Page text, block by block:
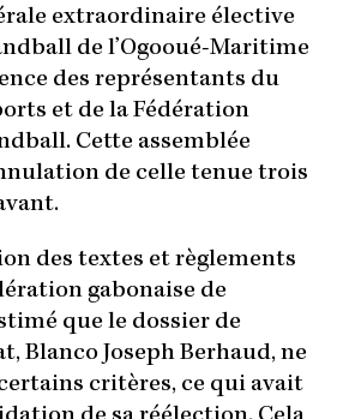
extraordinaire élective
de l’Ogooué-Maritime
des représentants du
et de la Fédération
Cette assemblée
de celle tenue trois
des textes et règlements
gabonaise de
que le dossier de
Blanco Joseph Berhaud, ne
critères, ce qui avait